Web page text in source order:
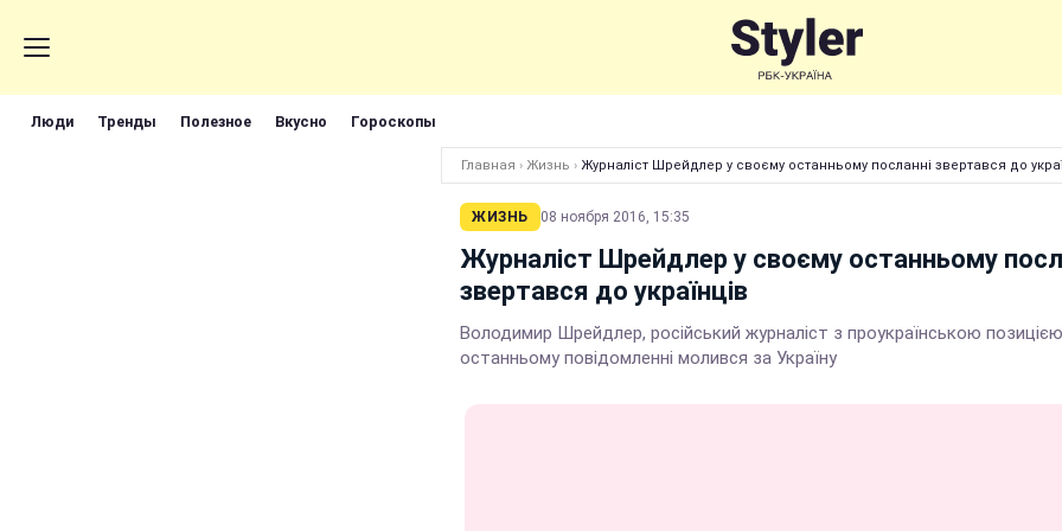
Люди Тренды Полезное Вкусно Гороскопы
Главная › Жизнь › Журналіст Шрейдлер у своєму останньому посланні звертався до
ЖИЗНЬ 08 ноября 2016, 15:35
Журналіст Шрейдлер у своєму останньому
звертався до українців
Володимир Шрейдлер, російський журналіст з проукраїнською
останньому повідомленні молився за Україну